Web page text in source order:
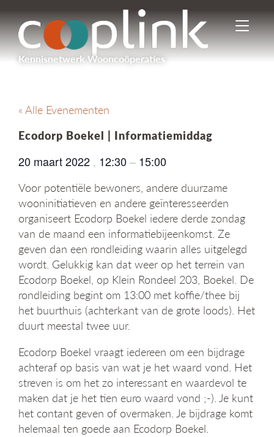
Kennisnetwerk Wooncoöperaties
I
n
-
n
a
i
g
t
« Alle Evenementen
Ecodorp Boekel | Informatiemiddag
20 maart 2022 , 12:30 – 15:00
Voor potentiële bewoners, andere duurzame
wooninitiatieven en andere geïnteresseerden
organiseert Ecodorp Boekel iedere derde zondag
van de maand een informatiebijeenkomst. Ze
geven dan een rondleiding waarin alles uitgelegd
wordt. Gelukkig kan dat weer op het terrein van
Ecodorp Boekel, op Klein Rondeel 203, Boekel. De
rondleiding begint om 13:00 met koffie/thee bij
het buurthuis (achterkant van de grote loods). Het
duurt meestal twee uur.
Ecodorp Boekel vraagt iedereen om een bijdrage
achteraf op basis van wat je het waard vond. Het
streven is om het zo interessant en waardevol te
maken dat je het tien euro waard vond ;-). Je kunt
het contant geven of overmaken. Je bijdrage komt
helemaal ten goede aan Ecodorp Boekel.